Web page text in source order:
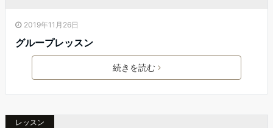
2019年11月26日
グループレッスン
続きを読む
レッスン